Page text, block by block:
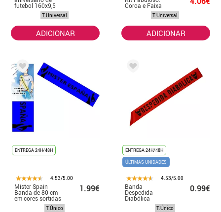
futebol 160x9,5
T.Universal
ADICIONAR
Coroa e Faixa
160x9,5 cmT.Universal
ADICIONAR
ENTREGA 24H/48H
4.53/5.00
Mister Spain
Banda de 80 cm
em cores sortidas
1.99€
T.Único
ENTREGA 24H/48H
ÚLTIMAS UNIDADES
4.53/5.00
Banda
Despedida
Diabólica
Vermelha 80 cm
0.99€
T.Único